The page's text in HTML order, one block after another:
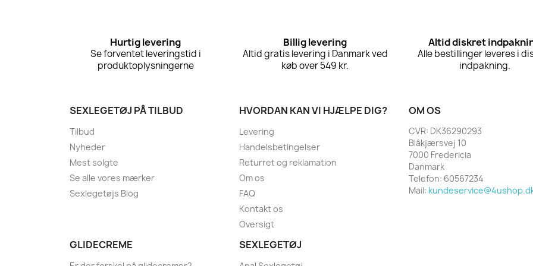
Hurtig levering
Se forventet leveringstid i
produktoplysningerne
Billig levering
Altid gratis levering i Danmark ved
køb over 549 kr.
Altid diskret
Alle bestillinger leveres i
indpakning.
SEXLEGETØJ PÅ TILBUD
Tilbud
Nyheder
Mest solgte
Se alle vores mærker
Sexlegetøjs Blog
HVORDAN KAN VI HJÆLPE DIG?
Levering
Handelsbetingelser
Returret og reklamation
Om os
FAQ
Kontakt os
Oversigt
OM OS
CVR: DK36290293
Blåkjærsvej 10
7000 Fredericia
Danmark
Telefon: 60567234
Mail:
GLIDECREME SEXLEGETØJ